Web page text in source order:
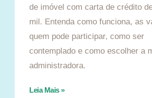
de imóvel com carta de crédito
mil. Entenda como funciona, as
quem pode participar, como ser
contemplado e como escolher a
administradora.
Leia Mais »